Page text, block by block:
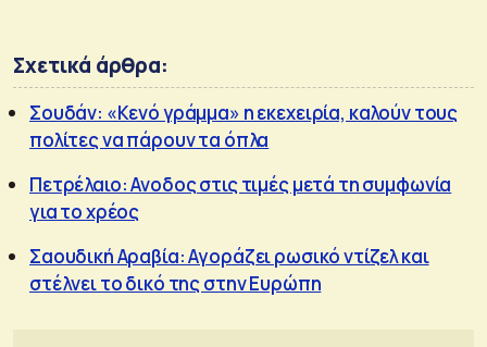
Σχετικά άρθρα:
Σουδάν: «Κενό γράμμα» η εκεχειρία, καλούν τους
πολίτες να πάρουν τα όπλα
Πετρέλαιο: Ανοδος στις τιμές μετά τη συμφωνία
για το χρέος
Σαουδική Αραβία: Αγοράζει ρωσικό ντίζελ και
στέλνει το δικό της στην Ευρώπη